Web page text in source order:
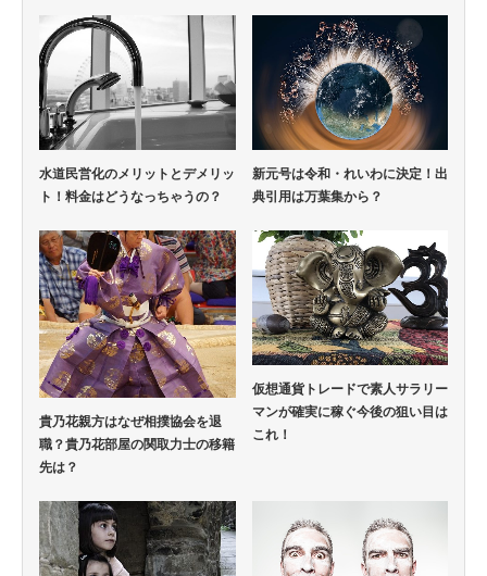
水道民営化のメリットとデメリッ
ト！料金はどうなっちゃうの？
新元号は令和・れいわに決定！出
典引用は万葉集から？
貴乃花親方はなぜ相撲協会を退
職？貴乃花部屋の関取力士の移籍
先は？
仮想通貨トレードで素人サラリー
マンが確実に稼ぐ今後の狙い目は
これ！